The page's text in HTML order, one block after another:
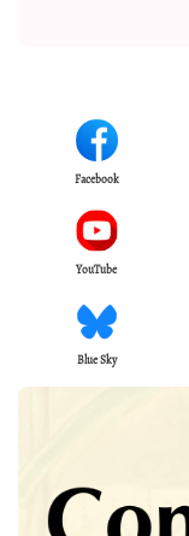
Facebook
YouTube
Blue Sky